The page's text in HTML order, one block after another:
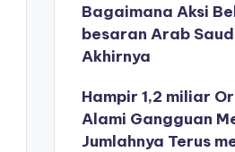
Bagaimana Aksi
besaran Arab
Akhirnya
Hampir 1,2 miliar
Alami Gangguan
Jumlahnya Terus